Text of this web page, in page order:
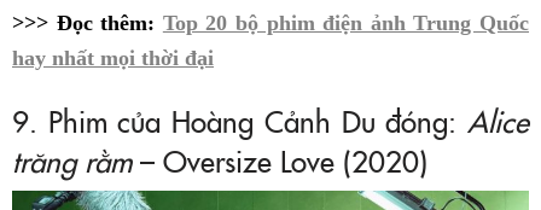
>>> Đọc thêm: Top 20 bộ phim điện ảnh Trung Quốc
hay nhất mọi thời đại
9. Phim của Hoàng Cảnh Du đóng: Alice
trăng rằm– Oversize Love (2020)